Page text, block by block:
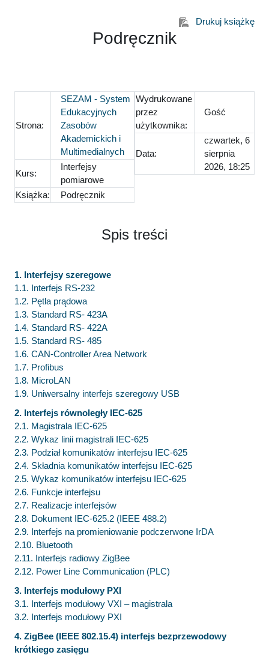
Drukuj książkę
Podręcznik
Strona:
SEZAM - System
Edukacyjnych
Zasobów
Akademickich i
Multimedialnych
Kurs:
Interfejsy
pomiarowe
Książka:
Podręcznik
Wydrukowane
przez
użytkownika:
Gość
Data:
czwartek, 6
sierpnia
2026, 18:25
Spis treści
1. Interfejsy szeregowe
1.1. Interfejs RS-232
1.2. Pętla prądowa
1.3. Standard RS- 423A
1.4. Standard RS- 422A
1.5. Standard RS- 485
1.6. CAN-Controller Area Network
1.7. Profibus
1.8. MicroLAN
1.9. Uniwersalny interfejs szeregowy USB
2. Interfejs równoległy IEC-625
2.1. Magistrala IEC-625
2.2. Wykaz linii magistrali IEC-625
2.3. Podział komunikatów interfejsu IEC-625
2.4. Składnia komunikatów interfejsu IEC-625
2.5. Wykaz komunikatów interfejsu IEC-625
2.6. Funkcje interfejsu
2.7. Realizacje interfejsów
2.8. Dokument IEC-625.2 (IEEE 488.2)
2.9. Interfejs na promieniowanie podczerwone IrDA
2.10. Bluetooth
2.11. Interfejs radiowy ZigBee
2.12. Power Line Communication (PLC)
3. Interfejs modułowy PXI
3.1. Interfejs modułowy VXI – magistrala
3.2. Interfejs modułowy PXI
4. ZigBee (IEEE 802.15.4) interfejs bezprzewodowy
krótkiego zasięgu